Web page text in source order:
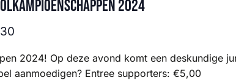
2024
2024! Op deze avond komt een deskundige
aanmoedigen? Entree supporters: €5,00